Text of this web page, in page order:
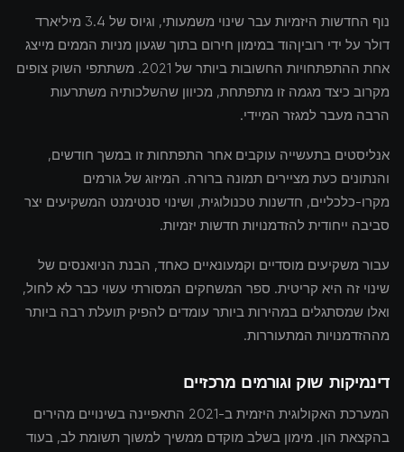
נוף החדשות היזמיות עבר שינוי משמעותי, וגיוס של 3.4 מיליארד
דולר על ידי רוביןהוד במימון חירום בתוך שגעון מניות הממים מייצג
אחת ההתפתחויות החשובות ביותר של 2021. משתתפי השוק צופים
מקרוב כיצד מגמה זו מתפתחת, מכיוון שהשלכותיה משתרעות
הרבה מעבר למגזר המיידי.
אנליסטים בתעשייה עוקבים אחר התפתחות זו במשך חודשים,
והנתונים כעת מציירים תמונה ברורה. המיזוג של גורמים
מקרו-כלכליים, חדשנות טכנולוגית, ושינוי סנטימנט המשקיעים יצר
סביבה ייחודית להזדמנויות חדשות יזמיות.
עבור משקיעים מוסדיים וקמעונאיים כאחד, הבנת הניואנסים של
שינוי זה היא קריטית. ספר המשחקים המסורתי עשוי כבר לא לחול,
ואלו שמסתגלים במהירות ביותר עומדים להפיק תועלת רבה ביותר
מההזדמנויות המתעוררות.
דינמיקות שוק וגורמים מרכזיים
המערכת האקולוגית היזמית ב-2021 התאפיינה בשינויים מהירים
בהקצאת הון. מימון בשלב מוקדם ממשיך למשוך תשומת לב, בעוד